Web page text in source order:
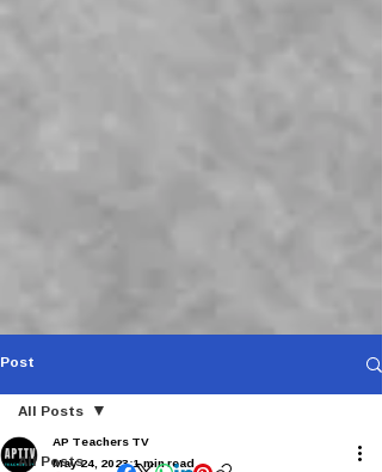
Post
All Posts
All Posts
AP Teachers TV
May 24, 2023 1 min read